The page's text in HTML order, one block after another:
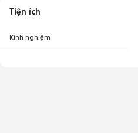
Tiện ích
Kinh nghiệm